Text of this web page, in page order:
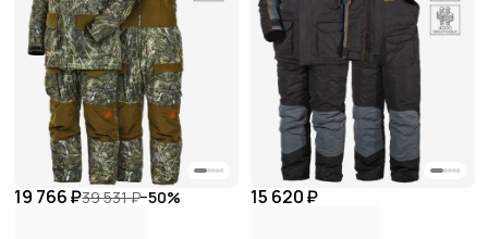
19 766 ₽39 531 ₽−50% 15 620 ₽